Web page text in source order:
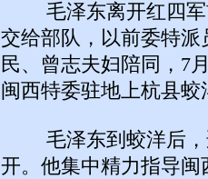
毛泽东离开红四军
交给部队，以前委特
民、曾志夫妇陪同，7
闽西特委驻地上杭县蛟
毛泽东到蛟洋后，
开。他集中精力指导